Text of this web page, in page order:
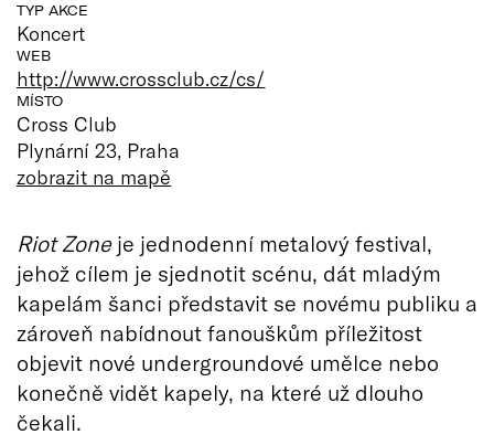
TYP AKCE
Koncert
WEB
http://www.crossclub.cz/cs/
MÍSTO
Cross Club
Plynární 23, Praha
zobrazit na mapě
Riot Zoneje jednodenní metalový festival,
jehož cílem je sjednotit scénu, dát mladým
kapelám šanci představit se novému publiku a
zároveň nabídnout fanouškům příležitost
objevit nové undergroundové umělce nebo
konečně vidět kapely, na které už dlouho
čekali.